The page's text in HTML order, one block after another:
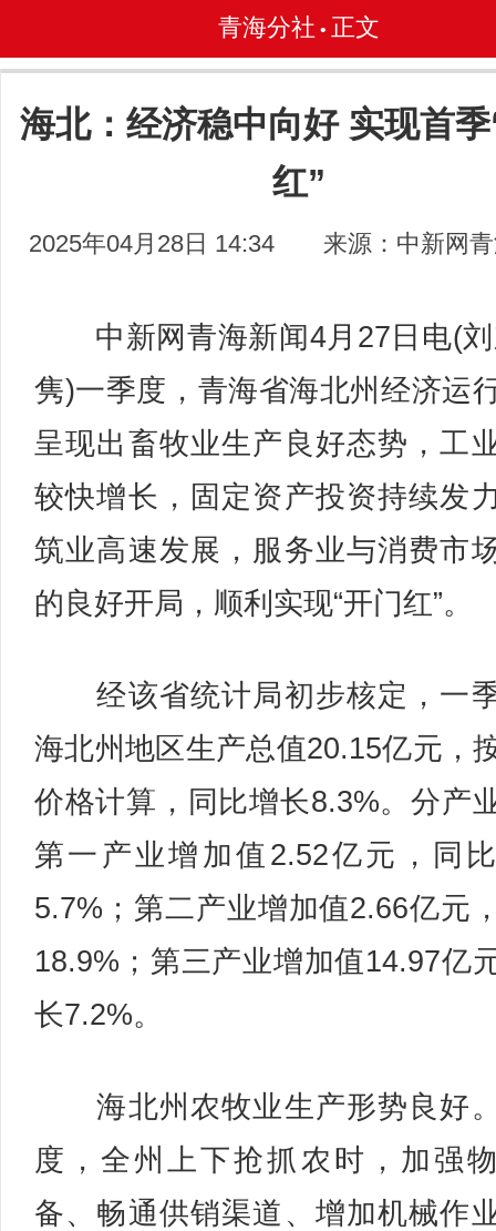
青海分社 • 正文
海北：经济稳中向好 实现首
红”
2025年04月28日 14:34 来源：中新网
中新网青海新闻4月27日电(刘
隽)一季度，青海省海北州经济运
呈现出畜牧业生产良好态势，工
较快增长，固定资产投资持续发
筑业高速发展，服务业与消费市
的良好开局，顺利实现“开门红”。
经该省统计局初步核定，一
海北州地区生产总值20.15亿元，
价格计算，同比增长8.3%。分产
第一产业增加值2.52亿元，同
5.7%；第二产业增加值2.66亿元
18.9%；第三产业增加值14.97亿
长7.2%。
海北州农牧业生产形势良好
度，全州上下抢抓农时，加强
备、畅通供销渠道、增加机械作